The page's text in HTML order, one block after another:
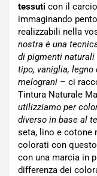
tessuti con il
immaginando
realizzabili nella
nostra è una
di pigmenti naturali
tipo, vaniglia,
melograni – ci
Tintura Naturale
utilizziamo per
diverso in base al
seta, lino e cotone
colorati con
con una marcia in
differenza dei